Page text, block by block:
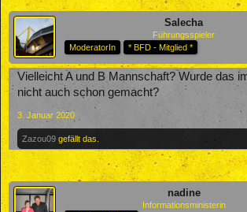
Salecha
Führungsspieler
ModeratorIn
* BFD - Mitglied *
Vielleicht A und B Mannschaft? Wurde das
nicht auch schon gemacht?
3. Januar 2020
Zazou09 gefällt das.
nadine
Informationsministerin